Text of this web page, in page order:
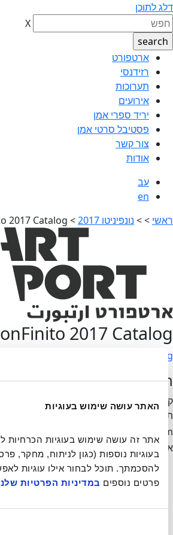
האתר עושה שימוש בעוגיות
פרטים נוספים במדיניות הפרטיות
דלג לתוכן
X
ארטפורט
רזידנסי
תערוכות
אירועים
יריד ספרי אמן
פסטיבל סרטי אמן
צור קשר
אודות
עב
en
ראשי >
> נונפיניטו 2017 >
2017 Catalog
2017 Catalog
NonFinito 2017 Catalog
הרשמה לניוזלטר
קבלו את כל העידכונים האחרונים שלנו
תודה!
mail-form
אימייל אינה תקינה
רזידנסי
אירועים